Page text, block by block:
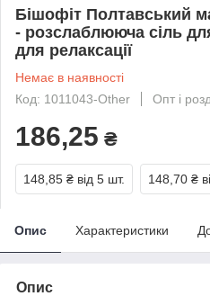
Бішофіт Полтавський
- розслаблююча сіль
для релаксації
Немає в наявності
Код: 1011043-Other
Опт і
186,25 ₴
148,85 ₴ від 5 шт. 148,70 ₴
Опис Характеристики
Опис